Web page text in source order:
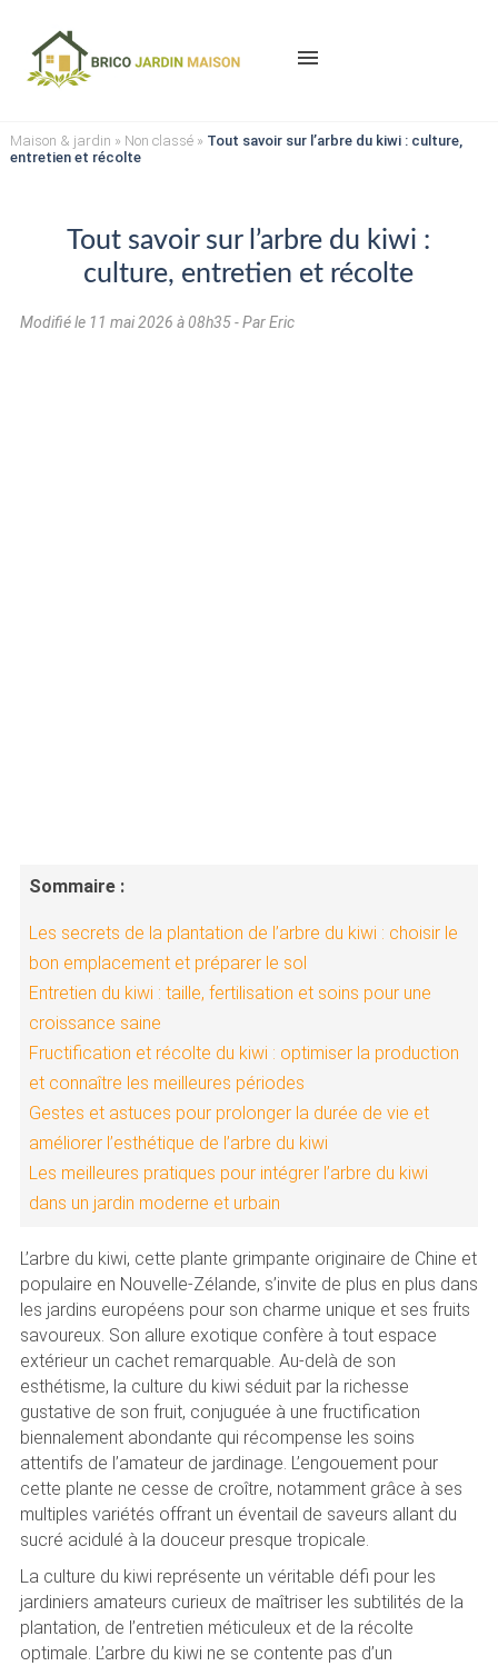
menu
Maison & jardin » Non classé» Tout savoir sur l’arbre du kiwi : culture,
entretien et récolte
Tout savoir sur l’arbre du kiwi :
culture, entretien et récolte
Modifié le 11 mai 2026 à 08h35- Par Eric
Sommaire :
Les secrets de la plantation de l’arbre du kiwi : choisir le
bon emplacement et préparer le sol
Entretien du kiwi : taille, fertilisation et soins pour une
croissance saine
Fructification et récolte du kiwi : optimiser la production
et connaître les meilleures périodes
Gestes et astuces pour prolonger la durée de vie et
améliorer l’esthétique de l’arbre du kiwi
Les meilleures pratiques pour intégrer l’arbre du kiwi
dans un jardin moderne et urbain
L’arbre du kiwi, cette plante grimpante originaire de Chine et
populaire en Nouvelle-Zélande, s’invite de plus en plus dans
les jardins européens pour son charme unique et ses fruits
savoureux. Son allure exotique confère à tout espace
extérieur un cachet remarquable. Au-delà de son
esthétisme, la culture du kiwi séduit par la richesse
gustative de son fruit, conjuguée à une fructification
biennalement abondante qui récompense les soins
attentifs de l’amateur de jardinage. L’engouement pour
cette plante ne cesse de croître, notamment grâce à ses
multiples variétés offrant un éventail de saveurs allant du
sucré acidulé à la douceur presque tropicale.
La culture du kiwi représente un véritable défi pour les
jardiniers amateurs curieux de maîtriser les subtilités de la
plantation, de l’entretien méticuleux et de la récolte
optimale. L’arbre du kiwi ne se contente pas d’un